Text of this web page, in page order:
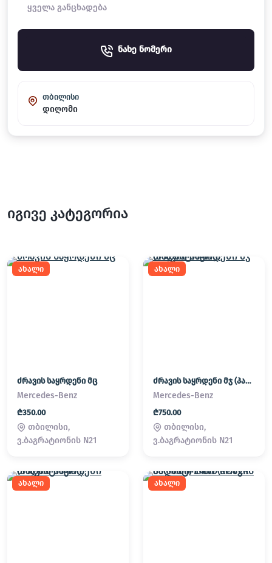
ყველა განცხადება
ნახე ნომერი
თბილისი
დიღომი
იგივე კატეგორია
ახალი
ძრავის საყრდენი მც
Mercedes-Benz
₾350.00
თბილისი,
ვ.ბაგრატიონის N21
ახალი
ძრავის საყრდენი მჯ (პადმატორნი)
Mercedes-Benz
₾750.00
თბილისი,
ვ.ბაგრატიონის N21
ახალი ახალი